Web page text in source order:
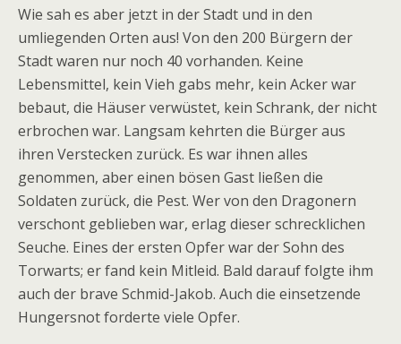
Wie sah es aber jetzt in der Stadt und in den
umliegenden Orten aus! Von den 200 Bürgern der
Stadt waren nur noch 40 vorhanden. Keine
Lebensmittel, kein Vieh gabs mehr, kein Acker war
bebaut, die Häuser verwüstet, kein Schrank, der nicht
erbrochen war. Langsam kehrten die Bürger aus
ihren Verstecken zurück. Es war ihnen alles
genommen, aber einen bösen Gast ließen die
Soldaten zurück, die Pest. Wer von den Dragonern
verschont geblieben war, erlag dieser schrecklichen
Seuche. Eines der ersten Opfer war der Sohn des
Torwarts; er fand kein Mitleid. Bald darauf folgte ihm
auch der brave Schmid-Jakob. Auch die einsetzende
Hungersnot forderte viele Opfer.